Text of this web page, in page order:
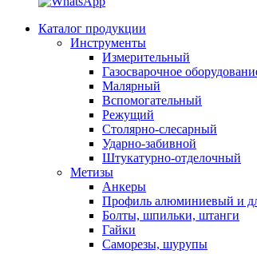
Каталог продукции
Инструменты
Измерительный
Газосварочное
Малярный
Вспомогательный
Режущий
Столярно-слесарный
Ударно-забивной
Штукатурно-отделочный
Метизы
Анкеры
Профиль алюминиевый и
Болты, шпильки, штанги
Гайки
Саморезы, шурупы